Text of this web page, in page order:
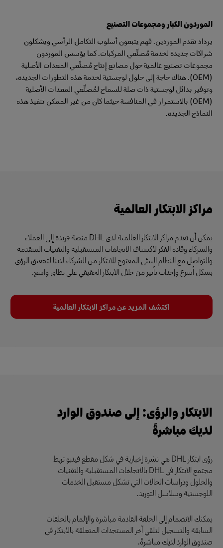
الموردون الكبار ومجموعات التصنيع
يزداد تقدم الموردين. فهم يتبعون أسلوب التكامل الرأسي ويشكلون
شراكات جديدة لخدمة مُصنِّعي المركبات. كما يؤسس الموردون
مجموعات تصنيع عالمية حول مصانع إنتاج مُصنِّعي المعدات الأصلية
(OEM). هناك حاجة إلى حلول لوجستية لخدمة هذه التطورات الجديدة،
وتوفير بدائل لوجستية ذات صلة للسماح لمُصنِّعي المعدات الأصلية
(OEM) بالاستمرار في المنافسة حيثما كان من غير الممكن تنفيذ هذه
النماذج الجديدة.
مراكز الابتكار العالمية
يمكن أن تقدم مراكز الابتكار العالمية لدى DHL منصة فريدة إلى العملاء
والشركاء وقادة الفكر لاكتشاف الاتجاهات المستقبلية والتقنيات المتقدمة
والتواصل مع النظام البيئي المفتوح للابتكار من الشركاء لدينا لتحقيق الرؤى
بشكل أسرع وإحداث تأثير من خلال الابتكار الحقيقي على نطاق واسع.
اكتشف المزيد عن مراكز الابتكار العالمية
الابتكار والرؤى: إلى صندوق الوارد
لديك مباشرةً
رؤى ابتكار DHL هي نشرة إخبارية في شكل مقطع فيديو تربط
مجتمع الابتكار في DHL بالاتجاهات المستقبلية والتقنيات
والحلول ودراسات الحالات التي تشكل مستقبل الخدمات
اللوجستية وسلاسل التوريد.
يمكنك الانضمام إلى الحلقة القادمة مباشرة والإلمام بالحلقات
السابقة والتسجيل لتلقي آخر المستجدات المتعلقة بالابتكار في
صندوق الوارد لديك مباشرةً.